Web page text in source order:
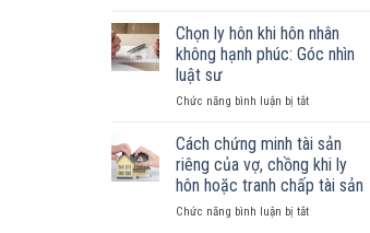
luật
công
hôn
thực
tế?
ký
kết
hôn
tài
chia
như
nào?
phải
ai
có
kiện
tế
tốt
hơn
cũng
được
Chọn ly hôn khi hôn nhân
không hạnh phúc: Góc nhìn
luật sư
Chức năng bình luận bị tắtở
ly
hôn
khi
hôn
nhân
Cách chứng minh tài sản
riêng của vợ, chồng khi ly
hôn hoặc tranh chấp tài sản
Chức năng bình luận bị tắtở